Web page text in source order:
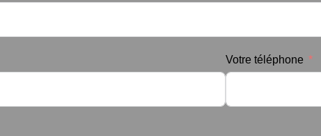
Votre téléphone